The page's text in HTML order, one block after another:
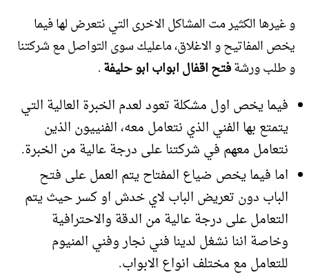
و غيرها الكثير مت المشاكل الاخرى التي نتعرض لها فيما
يخص المفاتيح و الاغلاق، ماعليك سوى التواصل مع شركتنا
و طلب ورشةفتح اقفال ابواب ابو حليفة.
فيما يخص اول مشكلة تعود لعدم الخبرة العالية التي
يتمتع بها الفني الذي نتعامل معه، الفنييون الذين
نتعامل معهم في شركتنا على درجة عالية من الخبرة.
اما فيما يخص ضياع المفتاح يتم العمل على فتح
الباب دون تعريض الباب لاي خدش او كسر حيث يتم
التعامل على درجة عالية من الدقة والاحترافية
وخاصة اننا نشغل لدينا فني نجار وفني المنيوم
للتعامل مع مختلف انواع الابواب.